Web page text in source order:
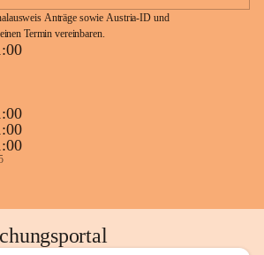
Anträge sowie Austria-ID und
Termin vereinbaren.